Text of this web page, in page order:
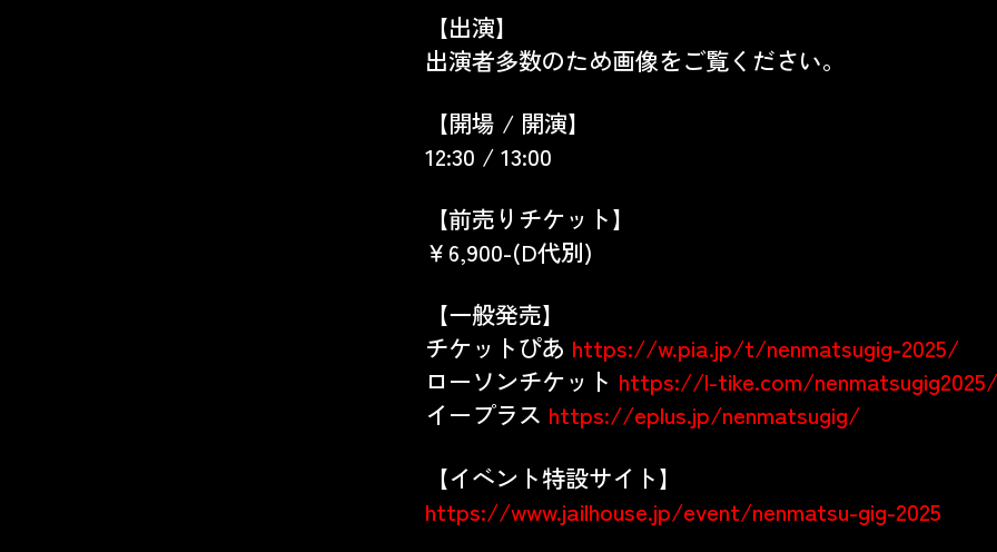
【出演】
出演者多数のため画像をご覧ください。
【開場 / 開演】
12:30 / 13:00
【前売りチケット】
￥6,900-(D代別)
【一般発売】
チケットぴあ https://w.pia.jp/t/nenmatsugig-2025/
ローソンチケット https://l-tike.com/nenmatsugig2025/
イープラス https://eplus.jp/nenmatsugig/
【イベント特設サイト】
https://www.jailhouse.jp/event/nenmatsu-gig-2025